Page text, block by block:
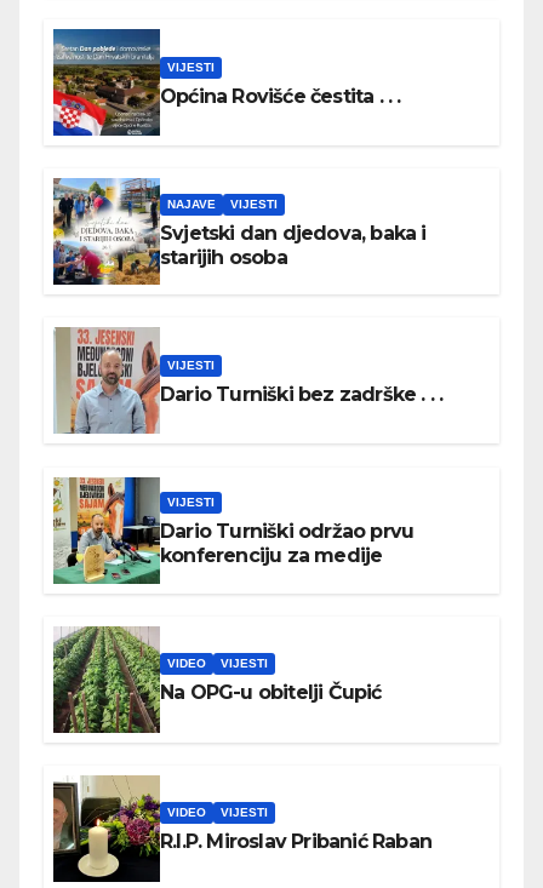
VIJESTI
Općina Rovišće čestita . . .
NAJAVE VIJESTI
Svjetski dan djedova, baka i
starijih osoba
VIJESTI
Dario Turniški bez zadrške . . .
VIJESTI
Dario Turniški održao prvu
konferenciju za medije
VIDEO VIJESTI
Na OPG-u obitelji Čupić
VIDEO VIJESTI
R.I.P. Miroslav Pribanić Raban